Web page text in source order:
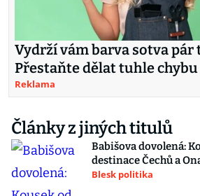
Vydrží vám barva sotva pár
Přestaňte dělat tuhle chybu
Reklama
Články z jiných titulů
Babišova dovolená:
destinace Čechů a
Blesk politika